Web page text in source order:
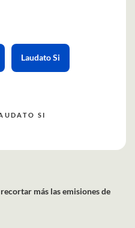
Laudato Si
SI
más las emisiones de